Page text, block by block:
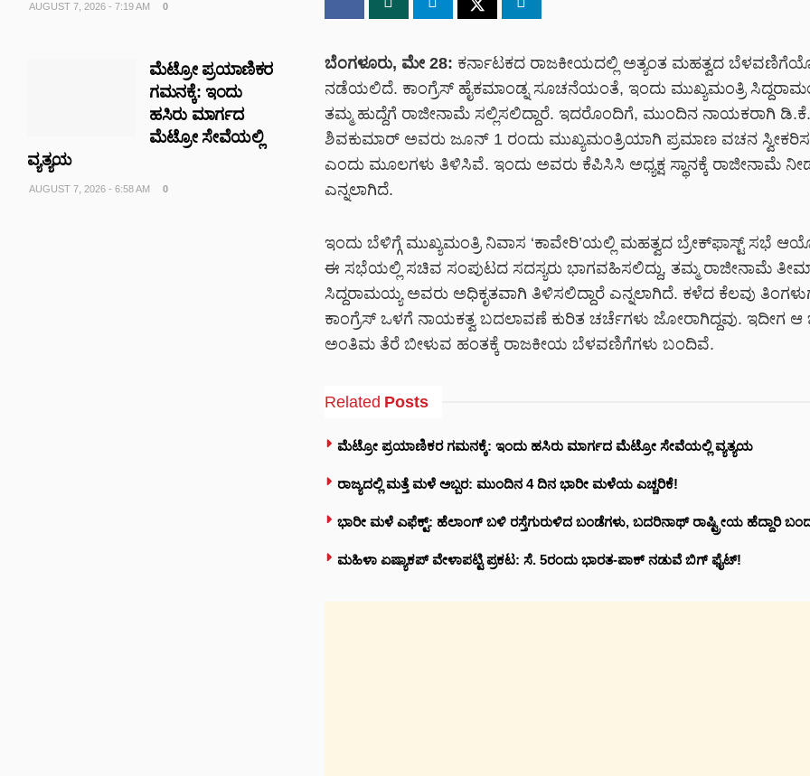
ಬೆಂಗಳೂರು, ಮೇ 28: ಕರ್ನಾಟಕದ ರಾಜಕೀಯದಲ್ಲಿ ಅತ್ಯಂತ ಮಹತ್ವದ
ನಡೆಯಲಿದೆ. ಕಾಂಗ್ರೆಸ್ ಹೈಕಮಾಂಡ್ನ ಸೂಚನೆಯಂತೆ, ಇಂದು ಮುಖ್ಯಮಂತ್ರಿ
ತಮ್ಮ ಹುದ್ದೆಗೆ ರಾಜೀನಾಮೆ ಸಲ್ಲಿಸಲಿದ್ದಾರೆ. ಇದರೊಂದಿಗೆ, ಮುಂದಿನ ನಾಯಕರಾಗಿ ಡಿ.ಕೆ.
ಶಿವಕುಮಾರ್ಅವರು ಜೂನ್ 1 ರಂದು ಮುಖ್ಯಮಂತ್ರಿಯಾಗಿ ಪ್ರಮಾಣ ವಚನ
ಎಂದು ಮೂಲಗಳು ತಿಳಿಸಿವೆ. ಇಂದು ಅವರು ಕೆಪಿಸಿಸಿ ಅಧ್ಯಕ್ಷಸ್ಥಾನಕ್ಕೆ ರಾಜೀನಾಮೆ
ಎನ್ನಲಾಗಿದೆ.
ಇಂದು ಬೆಳಿಗ್ಗೆ ಮುಖ್ಯಮಂತ್ರಿ ನಿವಾಸ ‘ಕಾವೇರಿ’ಯಲ್ಲಿ ಮಹತ್ವದ ಬ್ರೇಕ್‌ಫಾಸ್ಟ್ ಸಭೆ
ಈ ಸಭೆಯಲ್ಲಿ ಸಚಿವ ಸಂಪುಟದ ಸದಸ್ಯರು ಭಾಗವಹಿಸಲಿದ್ದು, ತಮ್ಮ ರಾಜೀನಾಮೆ
ಸಿದ್ದರಾಮಯ್ಯ ಅವರು ಅಧಿಕೃತವಾಗಿ ತಿಳಿಸಲಿದ್ದಾರೆ ಎನ್ನಲಾಗಿದೆ. ಕಳೆದ ಕೆಲವು
ಕಾಂಗ್ರೆಸ್ ಒಳಗೆ ನಾಯಕತ್ವ ಬದಲಾವಣೆ ಕುರಿತ ಚರ್ಚೆಗಳು ಜೋರಾಗಿದ್ದವು. ಇದೀಗ
ಅಂತಿಮ ತೆರೆ ಬೀಳುವ ಹಂತಕ್ಕೆ ರಾಜಕೀಯ ಬೆಳವಣಿಗೆಗಳು ಬಂದಿವೆ.
Related Posts
ಮೆಟ್ರೋ ಪ್ರಯಾಣಿಕರ ಗಮನಕ್ಕೆ: ಇಂದು ಹಸಿರು ಮಾರ್ಗದ ಮೆಟ್ರೋ ಸೇವೆಯಲ್ಲಿ ವ್ಯತ್ಯಯ
ರಾಜ್ಯದಲ್ಲಿ ಮತ್ತೆ ಮಳೆ ಅಬ್ಬರ: ಮುಂದಿನ 4 ದಿನ ಭಾರೀ ಮಳೆಯ ಎಚ್ಚರಿಕೆ!
ಭಾರೀ ಮಳೆ ಎಫೆಕ್ಟ್‌: ಹೆಲಾಂಗ್ ಬಳಿ ರಸ್ತೆಗುರುಳಿದ ಬಂಡೆಗಳು, ಬದರಿನಾಥ್‌ ರಾಷ್ಟ್ರೀಯ ಹೆದ್ದಾರಿ
ಮಹಿಳಾ ಏಷ್ಯಾಕಪ್ ವೇಳಾಪಟ್ಟಿ ಪ್ರಕಟ: ಸೆ. 5ರಂದು ಭಾರತ-ಪಾಕ್‌ ನಡುವೆ ಬಿಗ್ ಫೈಟ್!
AUGUST 7, 2026 - 7:19 AM 0
ಮೆಟ್ರೋ ಪ್ರಯಾಣಿಕರ
ಗಮನಕ್ಕೆ: ಇಂದು
ಹಸಿರು ಮಾರ್ಗದ
ಮೆಟ್ರೋ ಸೇವೆಯಲ್ಲಿ
ವ್ಯತ್ಯಯ
AUGUST 7, 2026 - 6:58 AM 0